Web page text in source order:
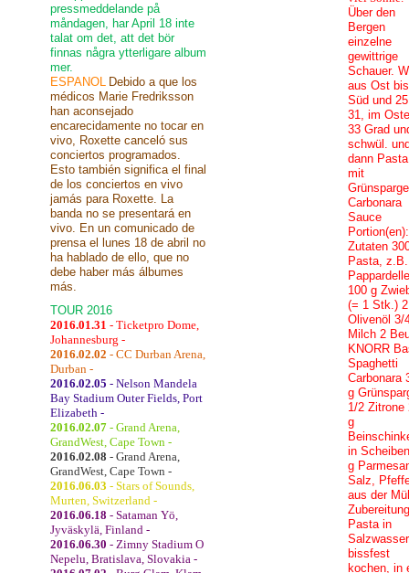
Über den
Bergen
einzelne
gewittrige
Schauer.
aus Ost bis
Süd und
31, im
33 Grad
schwül.
dann Pasta
mit
Carbonara
Sauce
Zutaten
Pasta, z.B.
Pappardelle
100 g
(= 1 Stk.)
Olivenöl 3/
Milch 2
KNORR
Spaghetti
Carbonara
g
1/2 Zitrone
g
in
g
Salz,
aus der
Zubereitung
Pasta in
Salzwasser
bissfest
kochen, in
pressmeddelande på
måndagen, har April 18 inte
talat om det, att det bör
finnas några ytterligare album
mer.
ESPANOL Debido a que los
médicos Marie Fredriksson
han aconsejado
encarecidamente no tocar en
vivo, Roxette canceló sus
conciertos programados.
Esto también significa el final
de los conciertos en vivo
jamás para Roxette. La
banda no se presentará en
vivo. En un comunicado de
prensa el lunes 18 de abril no
ha hablado de ello, que no
debe haber más álbumes
más.
TOUR 2016
2016.01.31 - Ticketpro Dome,
Johannesburg -
2016.02.02 - CC Durban Arena,
Durban -
2016.02.05 - Nelson Mandela
Bay Stadium Outer Fields, Port
Elizabeth -
2016.02.07 - Grand Arena,
GrandWest, Cape Town -
2016.02.08 - Grand Arena,
GrandWest, Cape Town -
2016.06.03 - Stars of Sounds,
Murten, Switzerland -
2016.06.18 - Sataman Yö,
Jyväskylä, Finland -
2016.06.30 - Zimny Stadium O
Nepelu, Bratislava, Slovakia -